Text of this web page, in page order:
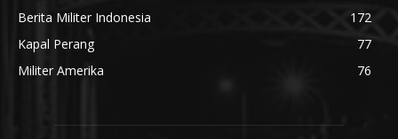
Berita Militer Indonesia
172
Kapal Perang
77
Militer Amerika
76